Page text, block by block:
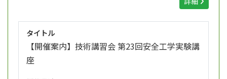
タイトル
【開催案内】技術講習会 第23回安全工学実験講
座